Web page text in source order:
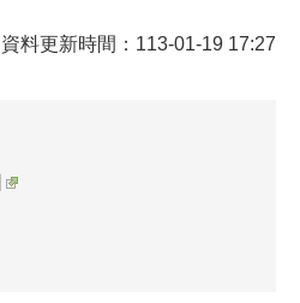
資料更新時間：113-01-19 17:27